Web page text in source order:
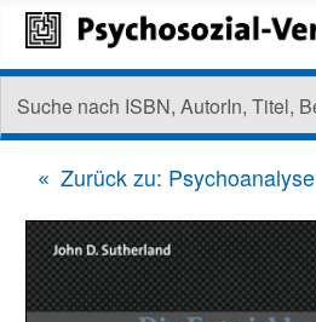
Zurück zu: Psychoanalyse